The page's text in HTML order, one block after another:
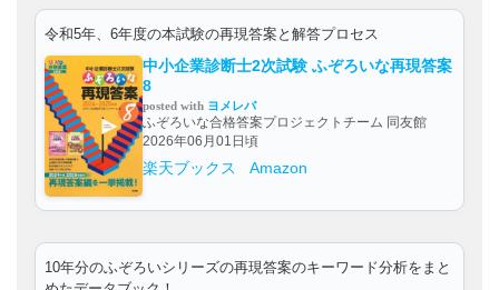
令和5年、6年度の本試験の再現答案と解答プロセス
中小企業診断士2次試験 ふぞろいな再現答案
8
posted with ヨメレバ
ふぞろいな合格答案プロジェクトチーム 同友館
2026年06月01日頃
楽天ブックス Amazon
10年分のふぞろいシリーズの再現答案のキーワード分析をまと